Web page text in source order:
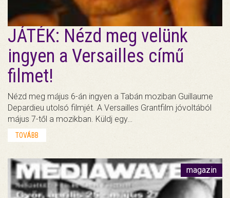
JÁTÉK: Nézd meg velünk
ingyen a Versailles című
filmet!
Nézd meg május 6-án ingyen a Tabán moziban Guillaume
Depardieu utolsó filmjét. A Versailles Grantfilm jóvoltából
május 7-től a mozikban. Küldj egy…
TOVÁBB
magazin